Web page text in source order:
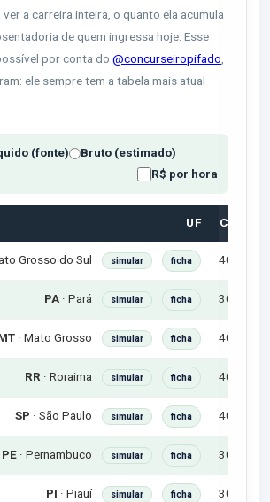
ver a carreira inteira, o quanto ela acumula
de quem ingressa hoje. Esse
por conta do @concurseiropifado
ele sempre tem a tabela mais atual
(fonte)
Bruto (estimado)
R$ por hora
UF CH
Grosso do Sul simular ficha 40h
PA · Pará simular ficha 30h
· Mato Grosso simular ficha 40h
RR · Roraima simular ficha 40h
SP · São Paulo simular ficha 40h
PE · Pernambuco simular ficha 30h
PI · Piauí simular ficha 30h